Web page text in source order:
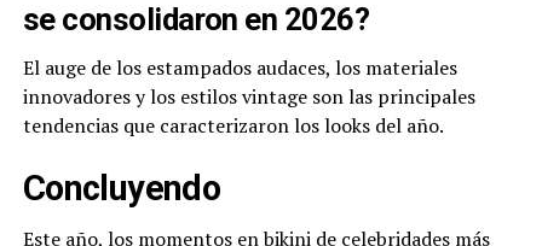
se consolidaron en 2026?
El auge de los estampados audaces, los materiales
innovadores y los estilos vintage son las principales
tendencias que caracterizaron los looks del año.
Concluyendo
Este año, los momentos en bikini de celebridades más